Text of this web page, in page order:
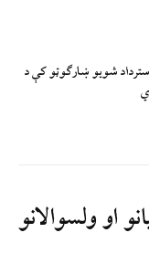
شویو ښارګوټو کې د
والیانو او ولسوالانو